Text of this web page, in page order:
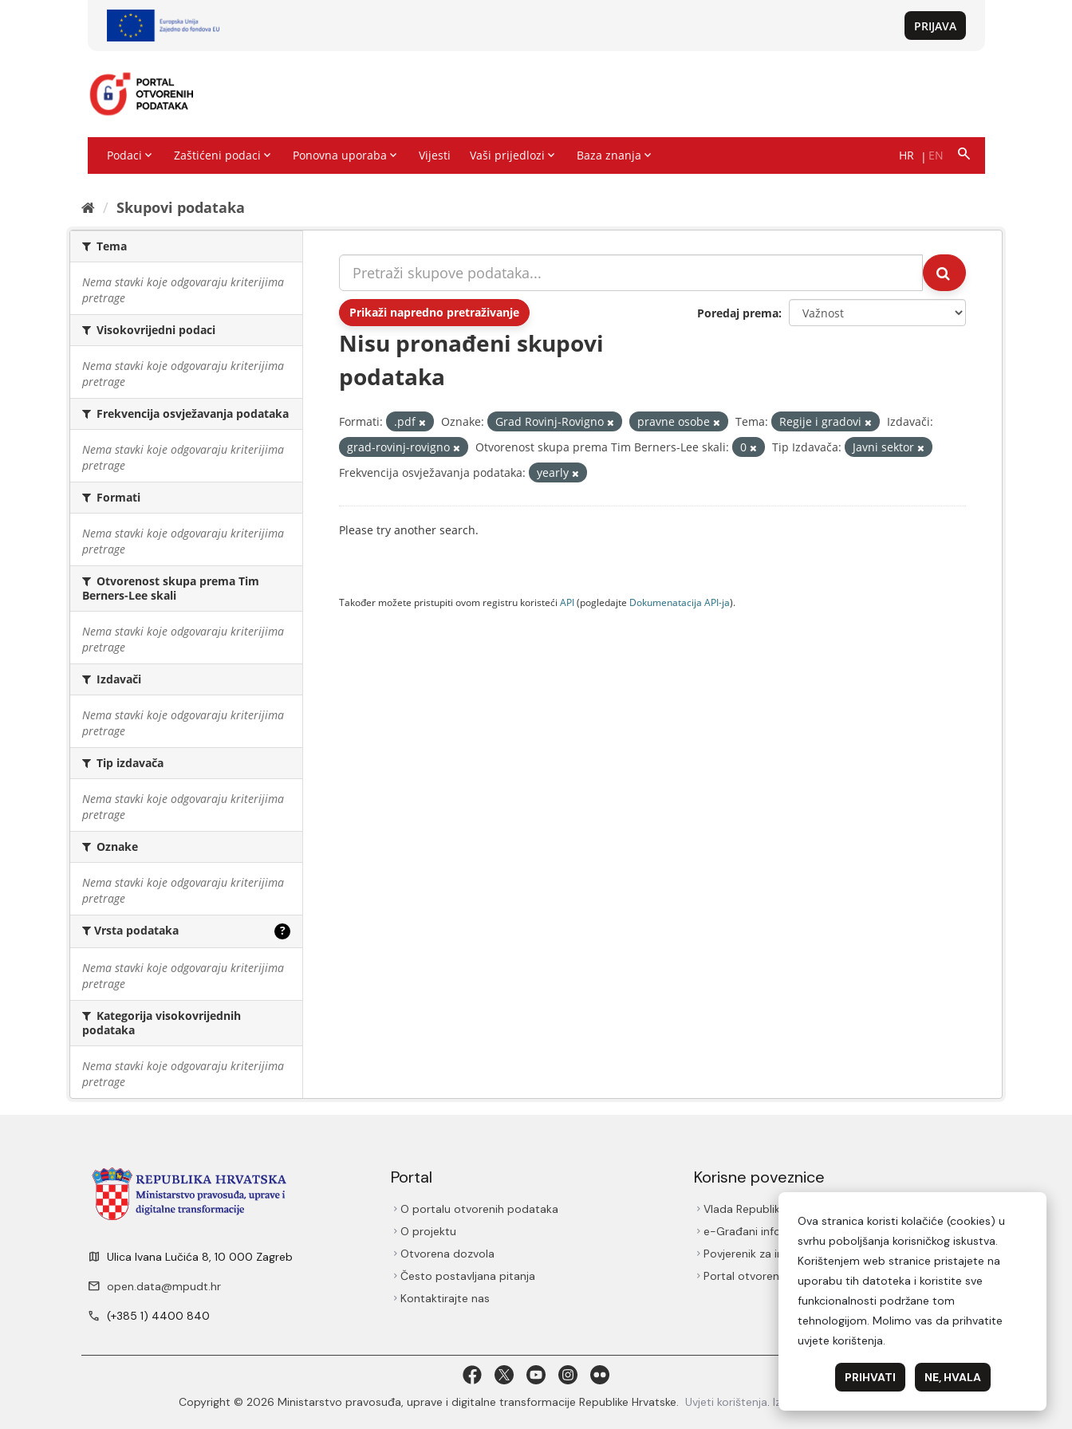
Skupovi podаtаkа
Tema
Nema stavki koje odgovaraju kriterijima
pretrage
Visokovrijedni podaci
Nema stavki koje odgovaraju kriterijima
pretrage
Frekvencija osvježavanja podataka
Nema stavki koje odgovaraju kriterijima
pretrage
Formati
Nema stavki koje odgovaraju kriterijima
pretrage
Otvorenost skupa prema Tim
Berners-Lee skali
Nema stavki koje odgovaraju kriterijima
pretrage
Izdavači
Nema stavki koje odgovaraju kriterijima
pretrage
Tip izdavača
Nema stavki koje odgovaraju kriterijima
pretrage
Oznake
Nema stavki koje odgovaraju kriterijima
pretrage
Vrsta podataka ?
Nema stavki koje odgovaraju kriterijima
pretrage
Kategorija visokovrijednih
podataka
Nema stavki koje odgovaraju kriterijima
pretrage
Prikaži napredno pretraživanje Poredaj prema
Nisu pronađeni skupovi
podataka
Formati: .pdf Oznake: Grad Rovinj-Rovigno pravne osobe Tema: Regije i gradovi
Izdavači:
grad-rovinj-rovigno
Otvorenost skupa prema Tim Berners-Lee skali: 0 Tip Izdavača:
Javni sektor
Frekvencija osvježavanja podataka:
yearly
Please try another search.
Također možete pristupiti ovom registru koristeći API(pogledajte Dokumenаtаcijа API-jа).